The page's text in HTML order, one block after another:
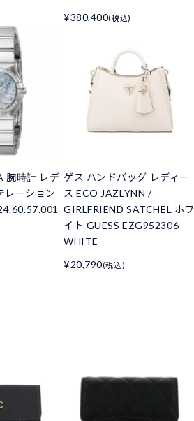
¥380,400(税込)
腕時計 レデ
レーション
ゲス ハンドバッグ レディー
ス ECO JAZLYNN /
GIRLFRIEND SATCHEL ホワ
イト GUESS EZG952306
WHITE
¥20,790(税込)